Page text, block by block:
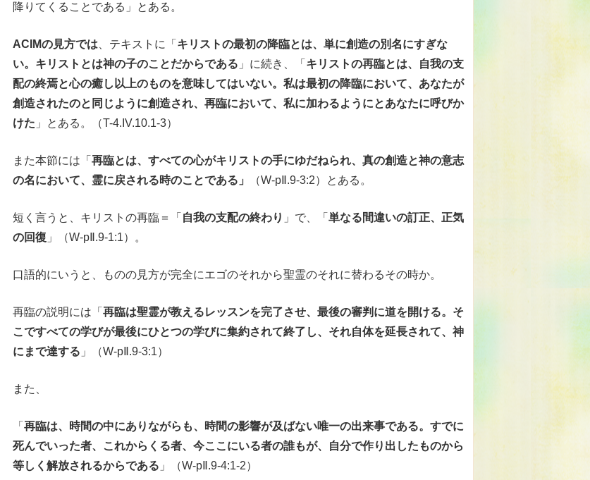
降りてくることである」とある。
ACIMの見方では 、テキストに「 キリストの最初の降臨とは、単に創造の別名にすぎな
い。キリストとは神の子のことだからである 」に続き、「 キリストの再臨とは、自我の支
配の終焉と心の癒し以上のものを意味してはいない。私は最初の降臨において、あなたが
創造されたのと同じように創造され、再臨において、私に加わるようにとあなたに呼びか
けた 」とある。（T-4.IV.10.1-3）
また本節には「 再臨とは、すべての心がキリストの手にゆだねられ、真の創造と神の意志
の名において、霊に戻される時のことである」
（W-pⅡ.9-3:2）とある。
短く言うと、キリストの再臨＝「 自我の支配の終わり 」で、「 単なる間違いの訂正、正気
の回復 」（W-pⅡ.9-1:1）。
口語的にいうと、ものの見方が完全にエゴのそれから聖霊のそれに替わるその時か。
再臨の説明には「 再臨は聖霊が教えるレッスンを完了させ、最後の審判に道を開ける。そ
こですべての学びが最後にひとつの学びに集約されて終了し、それ自体を延長されて、神
にまで達する 」（W-pⅡ.9-3:1）
また、
「 再臨は、時間の中にありながらも、時間の影響が及ばない唯一の出来事である。すでに
死んでいった者、これからくる者、今ここにいる者の誰もが、自分で作り出したものから
等しく解放されるからである 」（W-pⅡ.9-4:1-2）